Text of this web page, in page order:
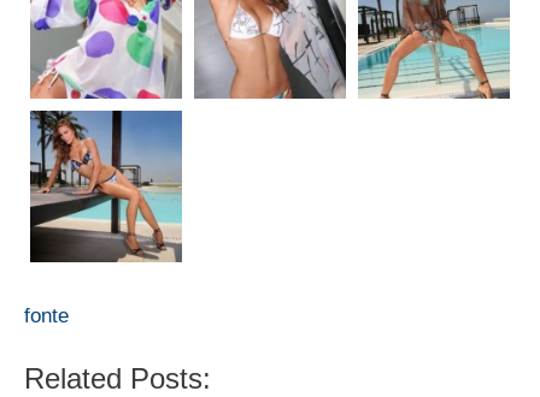
fonte
Related Posts: